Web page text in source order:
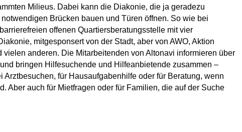
Milieus. Dabei kann die Diakonie, die ja geradezu
Brücken bauen und Türen öffnen. So wie bei
offenen Quartiersberatungsstelle mit vier
mitgesponsert von der Stadt, aber von AWO, Aktion
vielen anderen. Die Mitarbeitenden von Altonavi informieren über
bringen Hilfesuchende und Hilfeanbietende zusammen –
für Hausaufgabenhilfe oder für Beratung, wenn
Aber auch für Mietfragen oder für Familien, die auf der Suche